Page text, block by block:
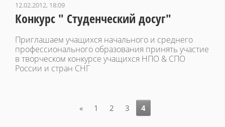
12.02.2012, 18:09
Конкурс " Студенческий досуг"
Приглашаем учащихся начального и среднего
профессионального образования принять участие
в творческом конкурсе учащихся НПО & СПО
России и стран СНГ
« 1 2 3 4